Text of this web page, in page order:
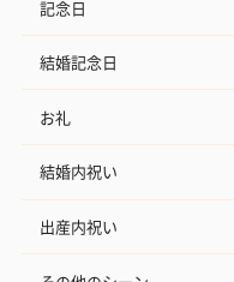
記念日
結婚記念日
お礼
結婚内祝い
出産内祝い